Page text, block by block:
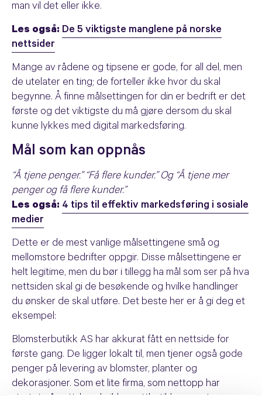
man vil det eller ikke.
Les også: De 5 viktigste manglene på norske
nettsider
Mange av rådene og tipsene er gode, for all del, men
de utelater en ting; de forteller ikke hvor du skal
begynne. Å finne målsettingen for din er bedrift er det
første og det viktigste du må gjøre dersom du skal
kunne lykkes med digital markedsføring.
Mål som kan oppnås
“Å tjene penger.” “Få flere kunder.” Og “Å tjene mer
penger og få flere kunder.”
Les også: 4 tips til effektiv markedsføring i sosiale
medier
Dette er de mest vanlige målsettingene små og
mellomstore bedrifter oppgir. Disse målsettingene er
helt legitime, men du bør i tillegg ha mål som ser på hva
nettsiden skal gi de besøkende og hvilke handlinger
du ønsker de skal utføre. Det beste her er å gi deg et
eksempel:
Blomsterbutikk AS har akkurat fått en nettside for
første gang. De ligger lokalt til, men tjener også gode
penger på levering av blomster, planter og
dekorasjoner. Som et lite firma, som nettopp har